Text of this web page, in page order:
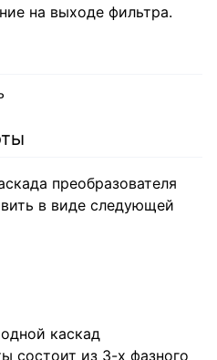
на выходе фильтра.
преобразователя
в виде следующей
каскад
состоит из 3-х фазного